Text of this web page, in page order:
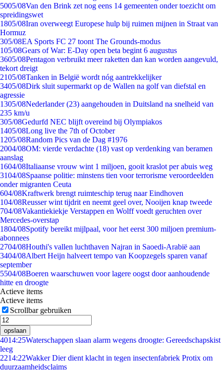
5005/08Van den Brink zet nog eens 14 gemeenten onder toezicht om
spreidingswet
1805/08Iran overweegt Europese hulp bij ruimen mijnen in Straat van
Hormuz
305/08EA Sports FC 27 toont The Grounds-modus
105/08Gears of War: E-Day open beta begint 6 augustus
3605/08Pentagon verbruikt meer raketten dan kan worden aangevuld,
tekort dreigt
2105/08Tanken in België wordt nóg aantrekkelijker
3405/08Dirk sluit supermarkt op de Wallen na golf van diefstal en
agressie
1305/08Nederlander (23) aangehouden in Duitsland na snelheid van
235 km/u
305/08Gedurfd NEC blijft overeind bij Olympiakos
1405/08Long live the 7th of October
1205/08Random Pics van de Dag #1976
2004/08OM: vierde verdachte (18) vast op verdenking van beramen
aanslag
1604/08Italiaanse vrouw wint 1 miljoen, gooit kraslot per abuis weg
3104/08Spaanse politie: minstens tien voor terrorisme veroordeelden
onder migranten Ceuta
604/08Kraftwerk brengt ruimteschip terug naar Eindhoven
104/08Reusser wint tijdrit en neemt geel over, Nooijen knap tweede
704/08Vakantiekiekje Verstappen en Wolff voedt geruchten over
Mercedes-overstap
1804/08Spotify bereikt mijlpaal, voor het eerst 300 miljoen premium-
abonnees
2704/08Houthi's vallen luchthaven Najran in Saoedi-Arabië aan
3404/08Albert Heijn halveert tempo van Koopzegels sparen vanaf
september
5504/08Boeren waarschuwen voor lagere oogst door aanhoudende
hitte en droogte
Actieve items
Actieve items
Scrollbar gebruiken
opslaan
4014:25Waterschappen slaan alarm wegens droogte: Gereedschapskist
leeg
2214:22Wakker Dier dient klacht in tegen insectenfabriek Protix om
duurzaamheidsclaims